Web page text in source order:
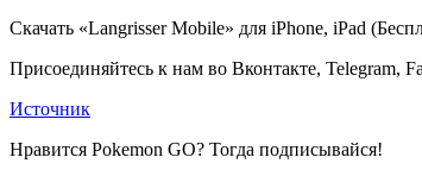
Скачать «Langrisser Mobile» для iPhone, iPad
Присоединяйтесь к нам во Вконтакте, Telegram,
Источник
Нравится Pokemon GO? Тогда подписывайся!